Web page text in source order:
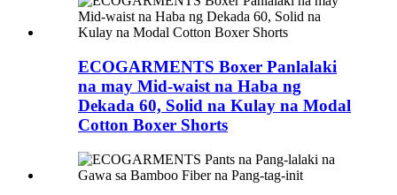
ECOGARMENTS Boxer Panlalaki
na may Mid-waist na Haba ng
Dekada 60, Solid na Kulay na Modal
Cotton Boxer Shorts